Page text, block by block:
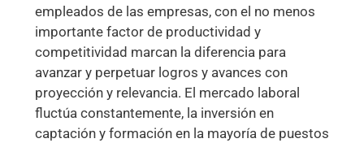
empleados de las empresas, con el no menos
importante factor de productividad y
competitividad marcan la diferencia para
avanzar y perpetuar logros y avances con
proyección y relevancia. El mercado laboral
fluctúa constantemente, la inversión en
captación y formación en la mayoría de puestos